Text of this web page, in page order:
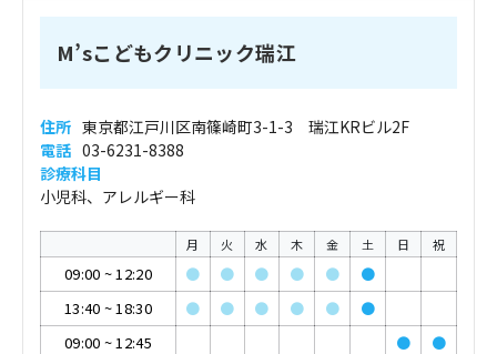
M’sこどもクリニック瑞江
住所 東京都江戸川区南篠崎町3-1-3 瑞江KRビル2F
電話 03-6231-8388
診療科目
小児科、アレルギー科
月 火 水 木 金 土 日 祝
09:00 ~12:20 ● ● ● ● ●
●
13:40 ~18:30 ● ● ● ● ●
●
09:00 ~12:45 ●
●